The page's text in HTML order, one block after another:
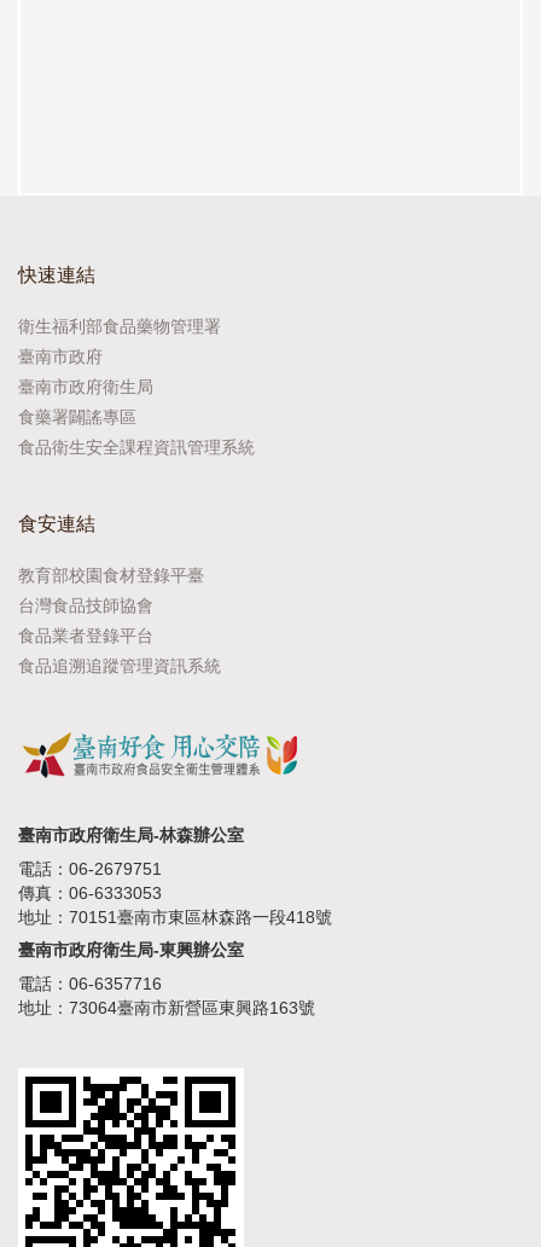
快速連結
衛生福利部食品藥物管理署
臺南市政府
臺南市政府衛生局
食藥署闢謠專區
食品衛生安全課程資訊管理系統
食安連結
教育部校園食材登錄平臺
台灣食品技師協會
食品業者登錄平台
食品追溯追蹤管理資訊系統
臺南市政府衛生局-林森辦公室
電話：06-2679751
傳真：06-6333053
地址：70151臺南市東區林森路一段418號
臺南市政府衛生局-東興辦公室
電話：06-6357716
地址：73064臺南市新營區東興路163號